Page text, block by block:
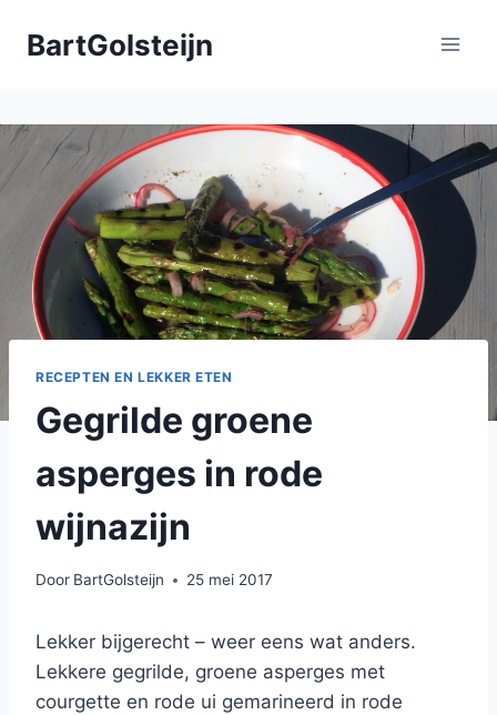
naarBartGolsteijn
RECEPTEN EN LEKKER ETEN
Gegrilde groene
asperges in rode
wijnazijn
Door BartGolsteijn 25 mei 2017
Lekker bijgerecht – weer eens wat anders.
Lekkere gegrilde, groene asperges met
courgette en rode ui gemarineerd in rode